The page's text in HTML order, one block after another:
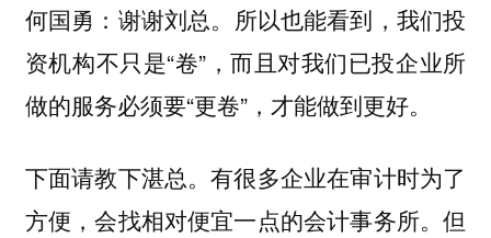
何国勇： 谢谢刘总。所以也能看到，我们投
资机构不只是“卷”，而且对我们已投企业所
做的服务必须要“更卷”，才能做到更好。
下面请教下湛总。有很多企业在审计时为了
方便，会找相对便宜一点的会计事务所。但